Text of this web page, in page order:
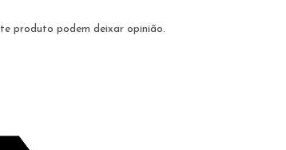
produto podem deixar opinião.